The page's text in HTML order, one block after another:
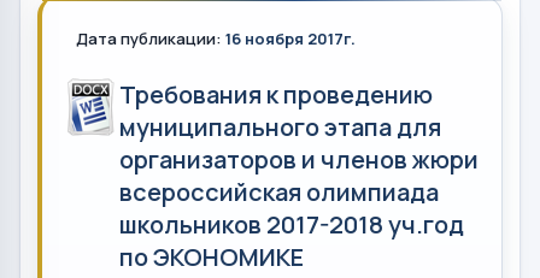
Дата публикации: 16 ноября 2017г.
Требования к проведению
муниципального этапа для
организаторов и членов жюри
всероссийская олимпиада
школьников 2017-2018 уч.год
по ЭКОНОМИКЕ